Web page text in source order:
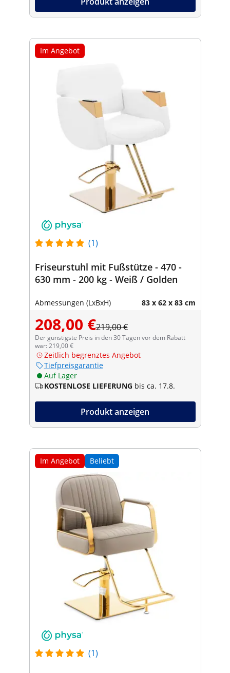
Im Angebot
(1)
Friseurstuhl mit Fußstütze - 470 -
630 mm - 200 kg - Weiß / Golden
Abmessungen (LxBxH) 83 x 62 x 83 cm
208,00 €219,00 €
Der günstigste Preis in den 30 Tagen vor dem Rabatt
war: 219,00 €
Zeitlich begrenztes Angebot
Tiefpreisgarantie
Auf Lager
KOSTENLOSE LIEFERUNG bis ca. 17.8.
Produkt anzeigen
Im Angebot Beliebt
(1)